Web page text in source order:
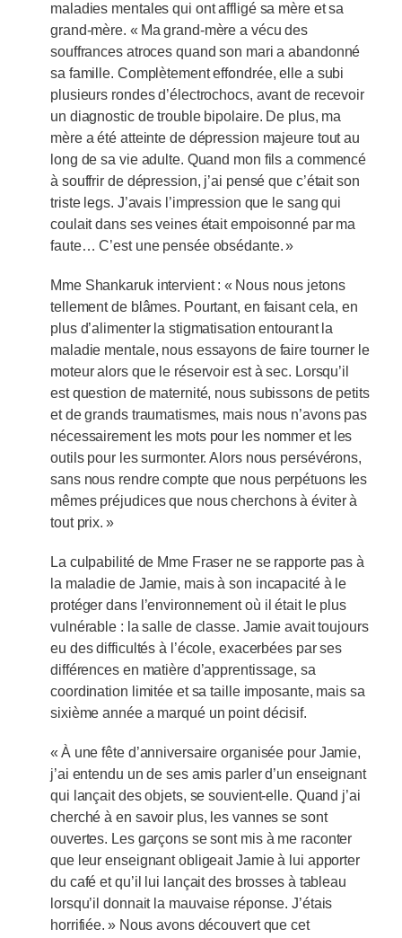
maladies mentales qui ont affligé sa mère et sa
grand-mère. « Ma grand-mère a vécu des
souffrances atroces quand son mari a abandonné
sa famille. Complètement effondrée, elle a subi
plusieurs rondes d’électrochocs, avant de recevoir
un diagnostic de trouble bipolaire. De plus, ma
mère a été atteinte de dépression majeure tout au
long de sa vie adulte. Quand mon fils a commencé
à souffrir de dépression, j’ai pensé que c’était son
triste legs. J’avais l’impression que le sang qui
coulait dans ses veines était empoisonné par ma
faute… C’est une pensée obsédante. »
Mme Shankaruk intervient : « Nous nous jetons
tellement de blâmes. Pourtant, en faisant cela, en
plus d’alimenter la stigmatisation entourant la
maladie mentale, nous essayons de faire tourner le
moteur alors que le réservoir est à sec. Lorsqu’il
est question de maternité, nous subissons de petits
et de grands traumatismes, mais nous n’avons pas
nécessairement les mots pour les nommer et les
outils pour les surmonter. Alors nous persévérons,
sans nous rendre compte que nous perpétuons les
mêmes préjudices que nous cherchons à éviter à
tout prix. »
La culpabilité de Mme Fraser ne se rapporte pas à
la maladie de Jamie, mais à son incapacité à le
protéger dans l’environnement où il était le plus
vulnérable : la salle de classe. Jamie avait toujours
eu des difficultés à l’école, exacerbées par ses
différences en matière d’apprentissage, sa
coordination limitée et sa taille imposante, mais sa
sixième année a marqué un point décisif.
« À une fête d’anniversaire organisée pour Jamie,
j’ai entendu un de ses amis parler d’un enseignant
qui lançait des objets, se souvient-elle. Quand j’ai
cherché à en savoir plus, les vannes se sont
ouvertes. Les garçons se sont mis à me raconter
que leur enseignant obligeait Jamie à lui apporter
du café et qu’il lui lançait des brosses à tableau
lorsqu’il donnait la mauvaise réponse. J’étais
horrifiée. » Nous avons découvert que cet